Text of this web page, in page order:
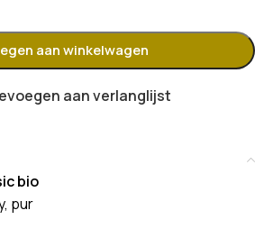
aan winkelwagen
aan verlanglijst
bio
pur